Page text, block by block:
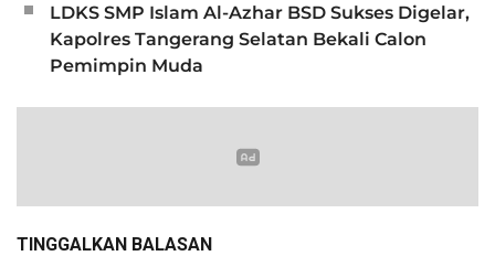
LDKS SMP Islam Al-Azhar BSD Sukses Digelar,
Kapolres Tangerang Selatan Bekali Calon
Pemimpin Muda
TINGGALKAN BALASAN